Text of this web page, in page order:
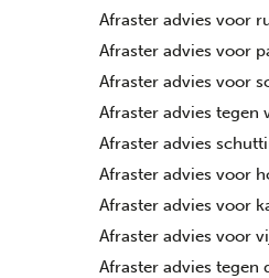
Afraster advies voor
Afraster advies voor
Afraster advies voor
Afraster advies tegen
Afraster advies
Afraster advies voor
Afraster advies voor
Afraster advies voor
Afraster advies tegen